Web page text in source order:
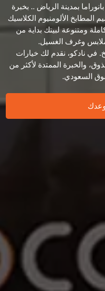
بمدينة الرياض .. بخبرة
المطابخ الألومنيوم الكلاسيك
ومتنوعة لبيتك بداية من
وغرف الغسيل.
في نادكو، نقدم لك خيارات
والخبرة الممتدة لأكثر من